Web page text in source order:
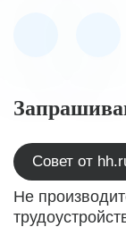
Совет от
Не